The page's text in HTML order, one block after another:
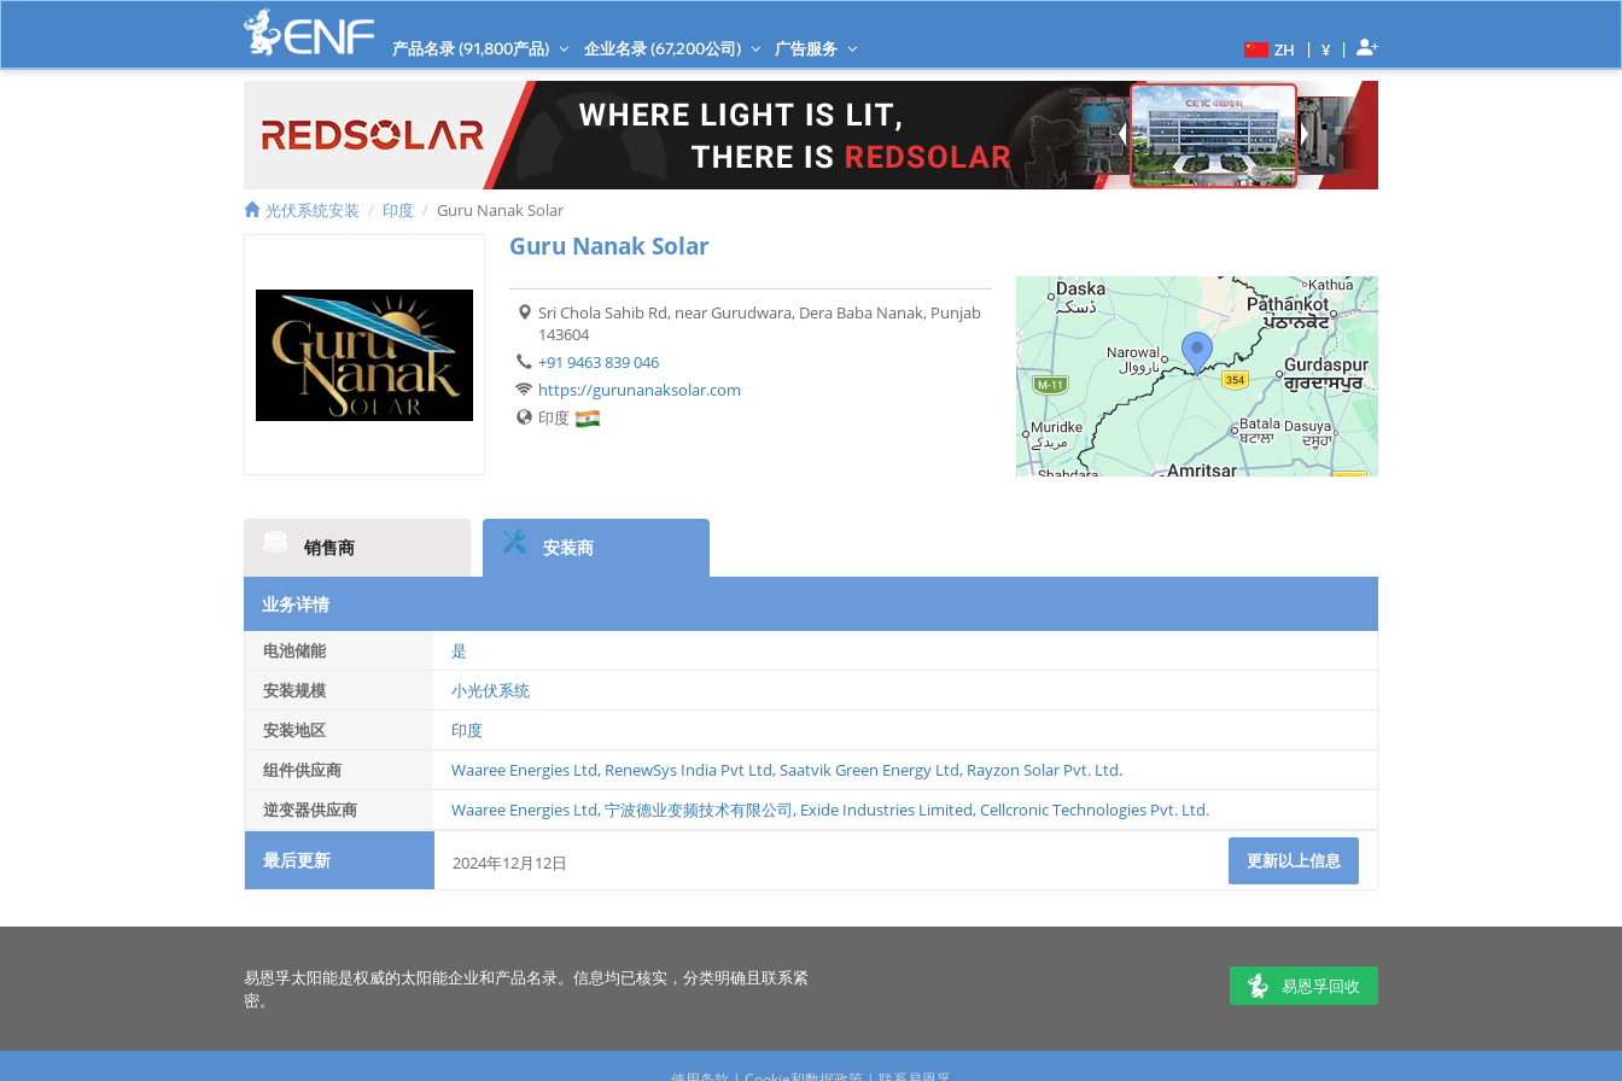
产品名录 (91,800产品) 企业名录 (67,200公司) 广告服务 ZH | ¥ |
光伏系统安装 印度 Guru Nanak Solar
Guru Nanak Solar
Sri Chola Sahib Rd, near Gurudwara, Dera Baba Nanak, Punjab
143604
+91 9463 839 046
https://gurunanaksolar.com
印度
销售商 安装商
业务详情
电池储能
是
安装规模
小光伏系统
安装地区
印度
组件供应商
Waaree Energies Ltd, RenewSys India Pvt Ltd,Saatvik Green Energy Ltd, Rayzon Solar Pvt. Ltd.
逆变器供应商
Waaree Energies Ltd,宁波德业变频技术有限公司, Exide Industries Limited,Cellcronic Technologies Pvt. Ltd.
最后更新 2024年12月12日 更新以上信息
易恩孚太阳能是权威的太阳能企业和产品名录。信息均已核实，分类明确且联系紧
密。
易恩孚回收